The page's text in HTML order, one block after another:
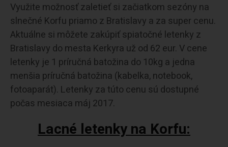
Využite možnosť zaletieť si začiatkom sezóny na
slnečné Korfu priamo z Bratislavy a za super cenu.
Aktuálne si môžete zakúpiť spiatočné letenky z
Bratislavy do mesta Kerkyra už od 62 eur. V cene
letenky je 1 príručná batožina do 10kg a jedna
menšia príručná batožina (kabelka, notebook,
fotoaparát). Letenky za túto cenu sú dostupné
počas mesiaca máj 2017.
Lacné letenky na Korfu: